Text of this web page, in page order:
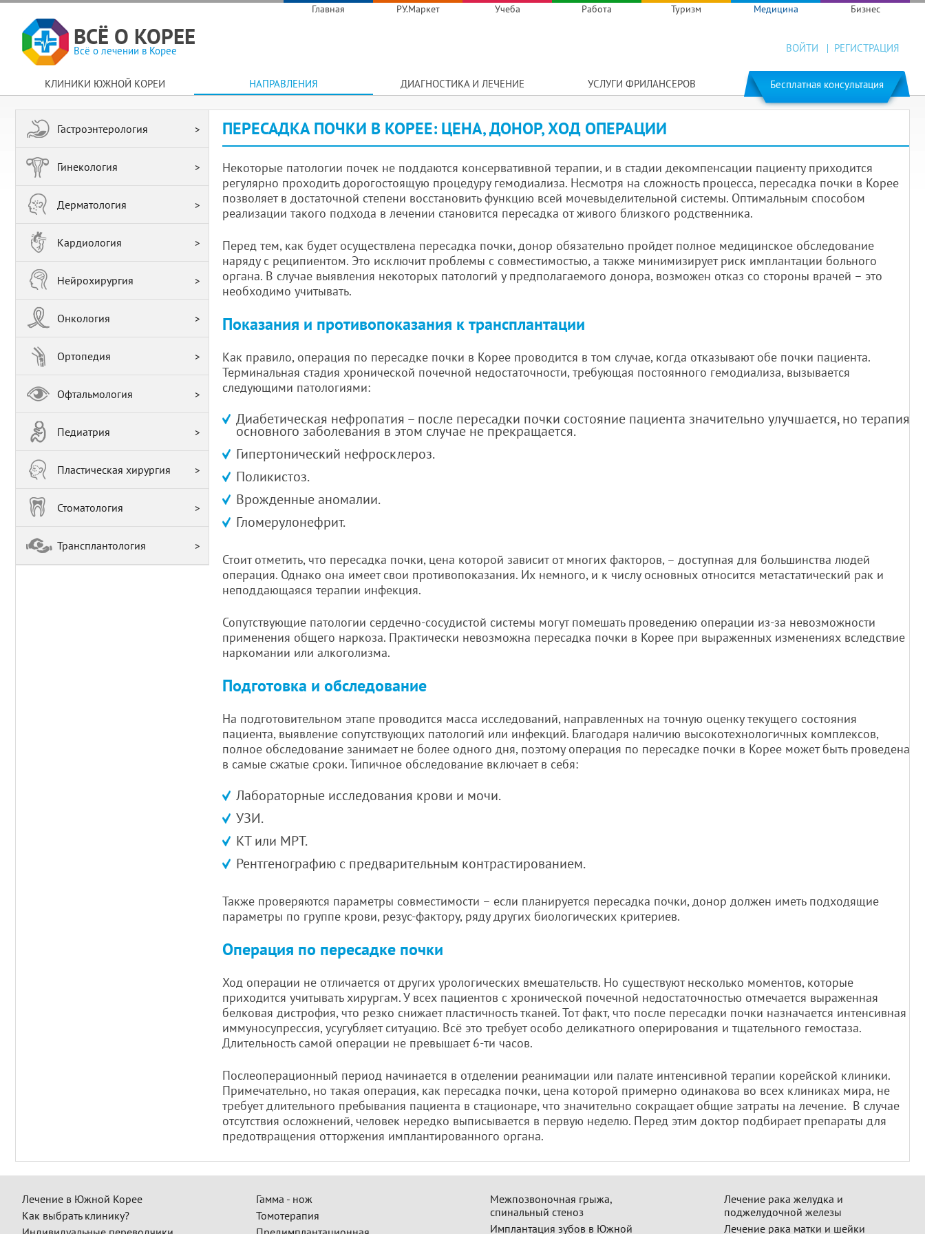
Главная РУ.Маркет Учеба Работа Туризм Медицина Бизнес
ВСЁ О КОРЕЕ
Всё о лечении в Корее ВОЙТИ РЕГИСТРАЦИЯ
КЛИНИКИ ЮЖНОЙ КОРЕИ НАПРАВЛЕНИЯ ДИАГНОСТИКА И ЛЕЧЕНИЕ УСЛУГИ ФРИЛАНСЕРОВ Бесплатная консультация
Гастроэнтерология
Гинекология
Дерматология
Кардиология
Нейрохирургия
Онкология
Ортопедия
Офтальмология
Педиатрия
Пластическая хирургия
Стоматология
Трансплантология
ПЕРЕСАДКА ПОЧКИ В КОРЕЕ: ЦЕНА, ДОНОР, ХОД ОПЕРАЦИИ
Некоторые патологии почек не поддаются консервативной терапии, и в стадии декомпенсации пациенту приходится
регулярно проходить дорогостоящую процедуру гемодиализа. Несмотря на сложность процесса, пересадка почки в Корее
позволяет в достаточной степени восстановить функцию всей мочевыделительной системы. Оптимальным способом
реализации такого подхода в лечении становится пересадка от живого близкого родственника.
Перед тем, как будет осуществлена пересадка почки, донор обязательно пройдет полное медицинское обследование
наряду с реципиентом. Это исключит проблемы с совместимостью, а также минимизирует риск имплантации больного
органа. В случае выявления некоторых патологий у предполагаемого донора, возможен отказ со стороны врачей – это
необходимо учитывать.
Показания и противопоказания к трансплантации
Как правило, операция по пересадке почки в Корее проводится в том случае, когда отказывают обе почки пациента.
Терминальная стадия хронической почечной недостаточности, требующая постоянного гемодиализа, вызывается
следующими патологиями:
Диабетическая нефропатия – после пересадки почки состояние пациента значительно улучшается, но терапия
основного заболевания в этом случае не прекращается.
Гипертонический нефросклероз.
Поликистоз.
Врожденные аномалии.
Гломерулонефрит.
Стоит отметить, что пересадка почки, цена которой зависит от многих факторов, – доступная для большинства людей
операция. Однако она имеет свои противопоказания. Их немного, и к числу основных относится метастатический рак и
неподдающаяся терапии инфекция.
Сопутствующие патологии сердечно-сосудистой системы могут помешать проведению операции из-за невозможности
применения общего наркоза. Практически невозможна пересадка почки в Корее при выраженных изменениях вследствие
наркомании или алкоголизма.
Подготовка и обследование
На подготовительном этапе проводится масса исследований, направленных на точную оценку текущего состояния
пациента, выявление сопутствующих патологий или инфекций. Благодаря наличию высокотехнологичных комплексов,
полное обследование занимает не более одного дня, поэтому операция по пересадке почки в Корее может быть проведена
в самые сжатые сроки. Типичное обследование включает в себя:
Лабораторные исследования крови и мочи.
УЗИ.
КТ или МРТ.
Рентгенографию с предварительным контрастированием.
Также проверяются параметры совместимости – если планируется пересадка почки, донор должен иметь подходящие
параметры по группе крови, резус-фактору, ряду других биологических критериев.
Операция по пересадке почки
Ход операции не отличается от других урологических вмешательств. Но существуют несколько моментов, которые
приходится учитывать хирургам. У всех пациентов с хронической почечной недостаточностью отмечается выраженная
белковая дистрофия, что резко снижает пластичность тканей. Тот факт, что после пересадки почки назначается интенсивная
иммуносупрессия, усугубляет ситуацию. Всё это требует особо деликатного оперирования и тщательного гемостаза.
Длительность самой операции не превышает 6-ти часов.
Послеоперационный период начинается в отделении реанимации или палате интенсивной терапии корейской клиники.
Примечательно, но такая операция, как пересадка почки, цена которой примерно одинакова во всех клиниках мира, не
требует длительного пребывания пациента в стационаре, что значительно сокращает общие затраты на лечение. В случае
отсутствия осложнений, человек нередко выписывается в первую неделю. Перед этим доктор подбирает препараты для
предотвращения отторжения имплантированного органа.
Лечение в Южной Корее
Как выбрать клинику?
Гамма - нож
Томотерапия
Межпозвоночная грыжа,
спинальный стеноз
Имплантация зубов в Южной
Лечение рака желудка и
поджелудочной железы
Лечение рака матки и шейки